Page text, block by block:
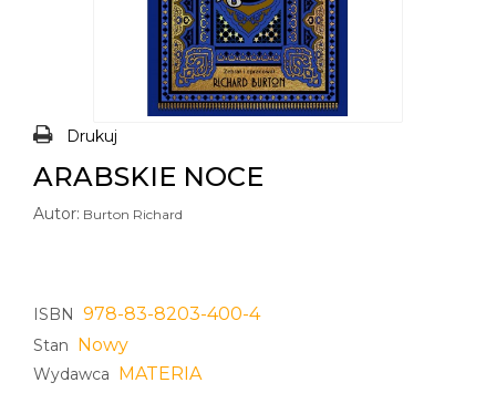
Drukuj
ARABSKIE NOCE
Autor: Burton Richard
ISBN 978-83-8203-400-4
Stan Nowy
Wydawca MATERIA